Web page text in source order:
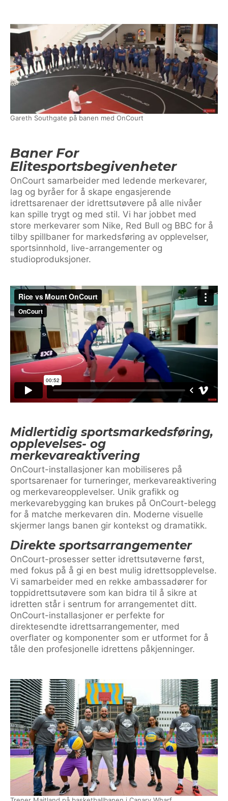
Gareth Southgate på banen med OnCourt
Baner For
Elitesportsbegivenheter
OnCourt samarbeider med ledende merkevarer,
lag og byråer for å skape engasjerende
idrettsarenaer der idrettsutøvere på alle nivåer
kan spille trygt og med stil. Vi har jobbet med
store merkevarer som Nike, Red Bull og BBC for å
tilby spillbaner for markedsføring av opplevelser,
sportsinnhold, live-arrangementer og
studioproduksjoner.
Midlertidig sportsmarkedsføring,
opplevelses- og
merkevareaktivering
OnCourt-installasjoner kan mobiliseres på
sportsarenaer for turneringer, merkevareaktivering
og merkevareopplevelser. Unik grafikk og
merkevarebygging kan brukes på OnCourt-belegg
for å matche merkevaren din. Moderne visuelle
skjermer langs banen gir kontekst og dramatikk.
Direkte sportsarrangementer
OnCourt-prosesser setter idrettsutøverne først,
med fokus på å gi en best mulig idrettsopplevelse.
Vi samarbeider med en rekke ambassadører for
toppidrettsutøvere som kan bidra til å sikre at
idretten står i sentrum for arrangementet ditt.
OnCourt-installasjoner er perfekte for
direktesendte idrettsarrangementer, med
overflater og komponenter som er utformet for å
tåle den profesjonelle idrettens påkjenninger.